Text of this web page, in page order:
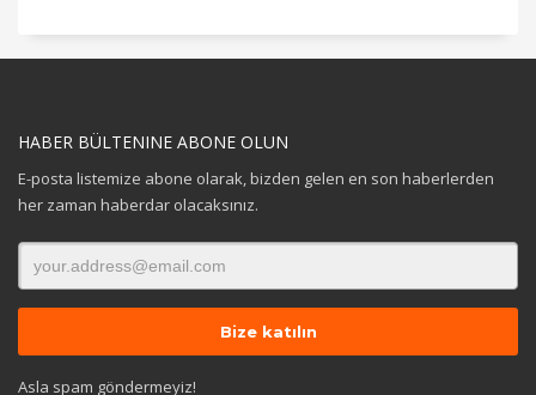
HABER BÜLTENINE ABONE OLUN
E-posta listemize abone olarak, bizden gelen en son haberlerden
her zaman haberdar olacaksınız.
Asla spam göndermeyiz!